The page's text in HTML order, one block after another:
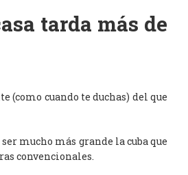
tarda más de
(como cuando te duchas) del que
mucho más grande la cuba que
convencionales.